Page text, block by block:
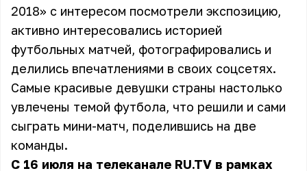
2018» с интересом посмотрели экспозицию,
активно интересовались историей
футбольных матчей, фотографировались и
делились впечатлениями в своих соцсетях.
Самые красивые девушки страны настолько
увлечены темой футбола, что решили и сами
сыграть мини-матч, поделившись на две
команды.
С 16 июля на телеканале RU.TV в рамках